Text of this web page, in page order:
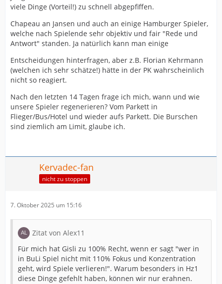
viele Dinge (Vorteil!) zu schnell abgepfiffen.
Chapeau an Jansen und auch an einige Hamburger Spieler,
welche nach Spielende sehr objektiv und fair "Rede und
Antwort" standen. Ja natürlich kann man einige
Entscheidungen hinterfragen, aber z.B. Florian Kehrmann
(welchen ich sehr schätze!) hätte in der PK wahrscheinlich
nicht so reagiert.
Nach den letzten 14 Tagen frage ich mich, wann und wie
unsere Spieler regenerieren? Vom Parkett in
Flieger/Bus/Hotel und wieder aufs Parkett. Die Burschen
sind ziemlich am Limit, glaube ich.
Kervadec-fan
nicht zu stoppen
7. Oktober 2025 um 15:16
Zitat von Alex11
Für mich hat Gisli zu 100% Recht, wenn er sagt "wer in
in BuLi Spiel nicht mit 110% Fokus und Konzentration
geht, wird Spiele verlieren!". Warum besonders in Hz1
diese Dinge gefehlt haben, können wir nur erahnen.